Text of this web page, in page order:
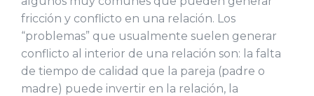
fricción y conflicto en una relación. Los
“problemas” que usualmente suelen generar
conflicto al interior de una relación son: la falta
de tiempo de calidad que la pareja (padre o
madre) puede invertir en la relación, la